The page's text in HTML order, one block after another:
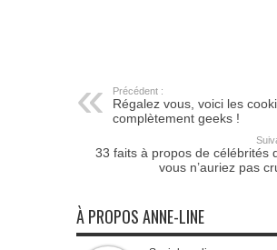
Précédent :
Régalez vous, voici les
complètement geeks !
33 faits à propos de célébrités
vous n’auriez pas
À PROPOS ANNE-LINE